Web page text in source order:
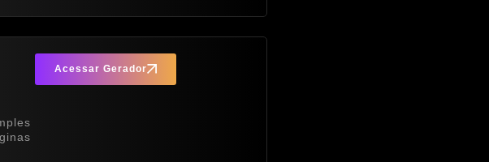
Acessar Gerador